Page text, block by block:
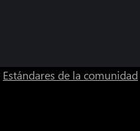
Estándares de la comunidad